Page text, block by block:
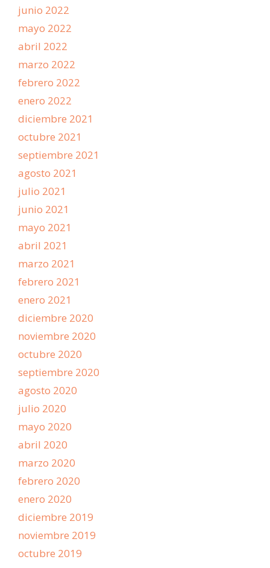
junio 2022
mayo 2022
abril 2022
marzo 2022
febrero 2022
enero 2022
diciembre 2021
octubre 2021
septiembre 2021
agosto 2021
julio 2021
junio 2021
mayo 2021
abril 2021
marzo 2021
febrero 2021
enero 2021
diciembre 2020
noviembre 2020
octubre 2020
septiembre 2020
agosto 2020
julio 2020
mayo 2020
abril 2020
marzo 2020
febrero 2020
enero 2020
diciembre 2019
noviembre 2019
octubre 2019